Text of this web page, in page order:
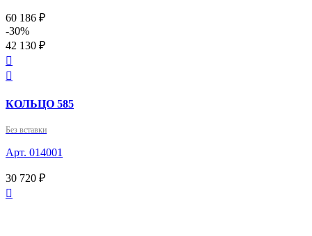
60 186 ₽
-30%
42 130 ₽


КОЛЬЦО 585
Без вставки
Арт. 014001
30 720 ₽
